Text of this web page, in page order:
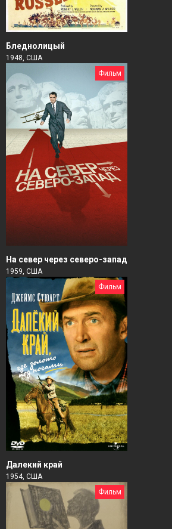
Бледнолицый
1948, США
Фильм
На север через северо-запад
1959, США
Фильм
Далекий край
1954, США
Фильм